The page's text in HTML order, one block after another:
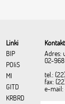
Linki
BIP
POIiŚ
MI
GITD
KRBRD
Adres:
02-968
tel.:
fax:
e-mail: